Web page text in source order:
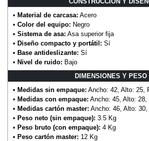
• Material de carcasa: Acero
• Color del equipo: Negro
• Sistema de asa: Asa superior fija
• Diseño compacto y portátil: Sí
• Base antideslizante: Sí
• Nivel de ruido: Bajo
DIMENSIONES Y PESO
• Medidas sin empaque: Ancho: 42, Alto: 25,
• Medidas con empaque: Ancho: 45, Alto: 28,
• Medidas cartón master: Ancho: 46, Alto:
• Peso neto (sin empaque): 3.5 Kg
• Peso bruto (con empaque): 4 Kg
• Peso cartón master: 12 Kg